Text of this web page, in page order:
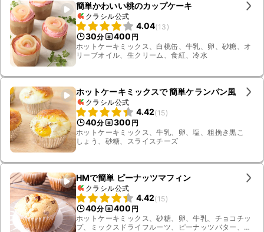
簡単かわいい桃のカップケーキ
クラシル公式
4.04(13 )
30分 400 円
ホットケーキミックス、白桃缶、牛乳、卵、砂糖、オ
リーブオイル、生クリーム、食紅、冷水
ホットケーキミックスで 簡単ケランパン風
クラシル公式
4.42(15)
40分 300 円
ホットケーキミックス、牛乳、卵、塩、粗挽き黒こ
しょう、砂糖、スライスチーズ
HMで簡単 ピーナッツマフィン
クラシル公式
4.42(15)
40分 400 円
ホットケーキミックス、砂糖、卵、牛乳、チョコチッ
プ、ミックスドライフルーツ、ピーナッツバター、溶